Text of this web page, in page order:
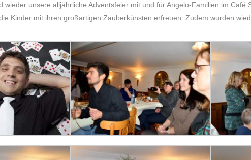
wieder unsere alljährliche Adventsfeier mit und für Angelo-Familien im
Kinder mit ihren großartigen Zauberkünsten erfreuen. Zudem wurden